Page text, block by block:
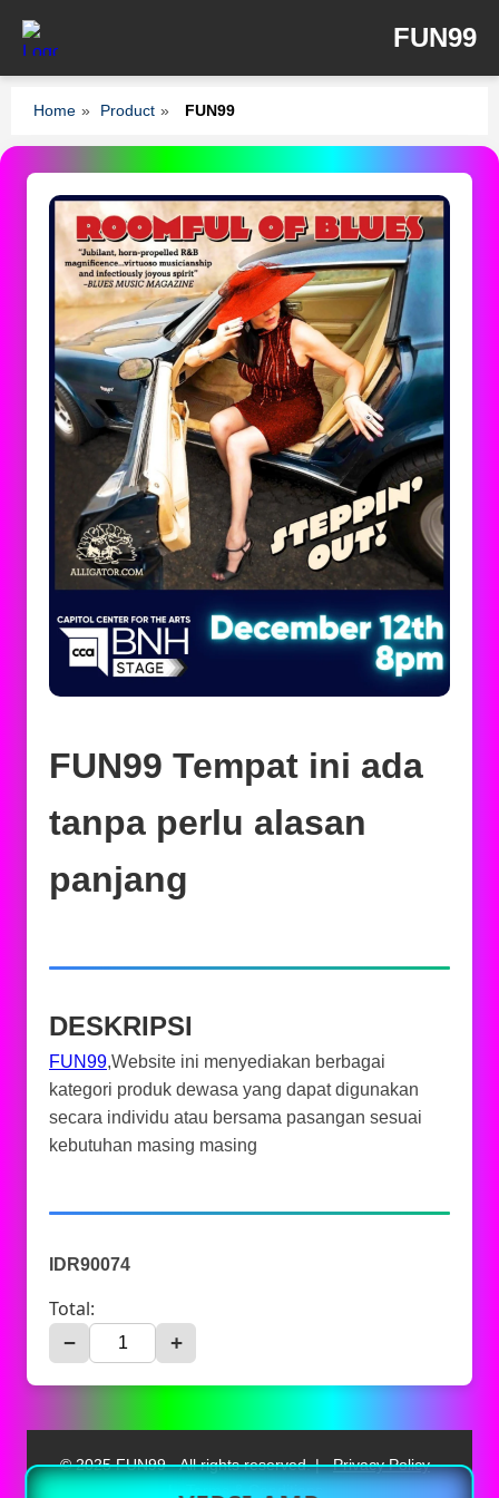
FUN99
Home » Product » FUN99
FUN99 Tempat ini ada
tanpa perlu alasan
panjang
DESKRIPSI
FUN99,Website ini menyediakan berbagai
kategori produk dewasa yang dapat digunakan
secara individu atau bersama pasangan sesuai
kebutuhan masing masing
IDR90074
Total:
− +
© 2025 FUN99 - All rights reserved. | Privacy Policy